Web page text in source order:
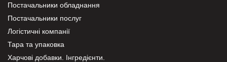
Постачальники обладнання
Постачальники послуг
Логістичні компанії
Тара та упаковка
Харчові добавки. Інгредієнти.